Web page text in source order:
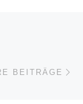
BEITRÄGE